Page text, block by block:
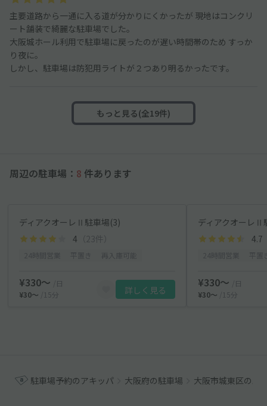
主要道路から一通に入る道が分かりにくかったが 現地はコンクリ
ート舗装で綺麗な駐車場でした。
大阪城ホール利用で駐車場に戻ったのが遅い時間帯のため すっか
り夜に。
しかし、駐車場は防犯用ライトが２つあり明るかったです。
もっと見る(全19件)
周辺の駐車場： 8 件あります
ディアクオーレⅡ駐車場(3)
4 （23件）
¥330〜
/日
¥30〜
/15分 詳しく見る
ディアクオーレⅡ
4.7
¥330〜
/日
¥30〜
/15分
駐車場予約のアキッパ 大阪府の駐車場 大阪市城東区の駐